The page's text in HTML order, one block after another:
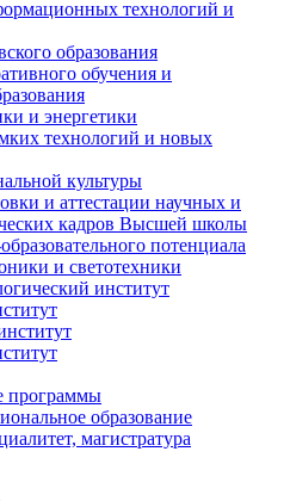
технологий и
образования
обучения и
и энергетики
технологий и новых
культуры
и аттестации научных и
кадров Высшей школы
потенциала
и светотехники
институт
программы
образование
магистратура